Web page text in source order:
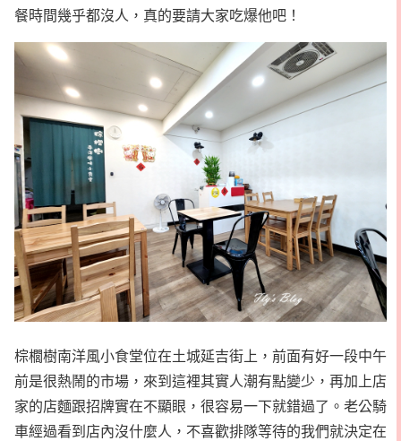
餐時間幾乎都沒人，真的要請大家吃爆他吧！
棕櫚樹南洋風小食堂位在土城延吉街上，前面有好一段中午
前是很熱鬧的市場，來到這裡其實人潮有點變少，再加上店
家的店麵跟招牌實在不顯眼，很容易一下就錯過了。老公騎
車經過看到店內沒什麼人，不喜歡排隊等待的我們就決定在